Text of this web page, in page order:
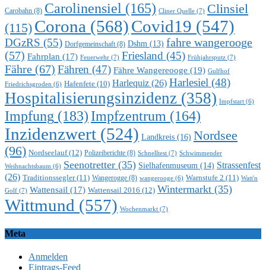
Carobahn (8) Carolinensiel (165) Cliner Quelle (7) Clinsiel
(115) Corona (568)Covid19 (547)
DGzRS (55) Dorfgemeinschaft(8) Dshm (13) fahre wangerooge
(57) Fahrplan (17) Feuerwehr (7) Friesland (45) Frühjahrsputz (7)
Fähre (67) Fähren (47) Fähre Wangereooge (19) Gulfhof
Friedrichsgroden (6) Hafenfete (10) Harlequiz (26) Harlesiel (48)
Hospitalisierungsinzidenz (358) Impfstart (6)
Impfung (183) Impfzentrum (164)
Inzidenzwert (524) Landkreis (16) Nordsee
(96) Nordseelauf(12) Polizeiberichte (8) Schnelltest (7) Schwimmender
Weihnachtsbaum (6) Seenotretter (35) Sielhafenmuseum (14) Strassenfest
(26) Traditionssegler(11) Wangerogge (8) wangerooge (6) Warnstufe 2 (11) Watt'n
Golf (7) Wattensail (17) Wattensail 2016 (12) Wintermarkt (35)
Wittmund (557) Wochenmarkt (7)
Meta
Anmelden
Eintrags-Feed